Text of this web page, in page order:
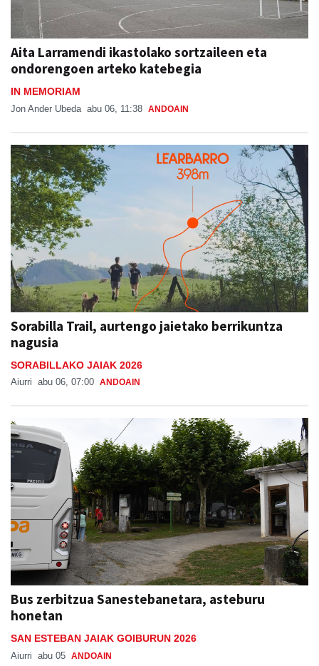
Aita Larramendi ikastolako sortzaileen eta
ondorengoen arteko katebegia
IN MEMORIAM
Jon Ander Ubeda abu 06, 11:38 ANDOAIN
Sorabilla Trail, aurtengo jaietako berrikuntza
nagusia
SORABILLAKO JAIAK 2026
Aiurri abu 06, 07:00 ANDOAIN
Bus zerbitzua Sanestebanetara, asteburu
honetan
SAN ESTEBAN JAIAK GOIBURUN 2026
Aiurri abu 05 ANDOAIN